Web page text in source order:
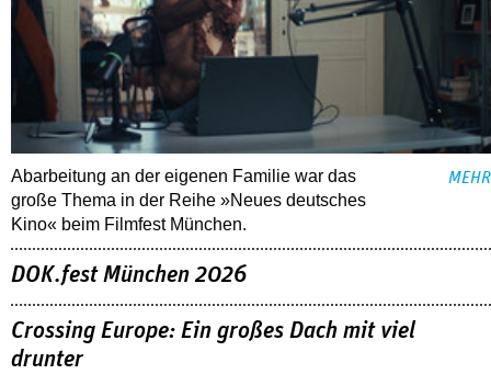
Abarbeitung an der eigenen Familie war das
große Thema in der Reihe »Neues deutsches
Kino« beim Filmfest München.
MEHR
DOK.fest München 2026
Crossing Europe: Ein großes Dach mit viel
drunter